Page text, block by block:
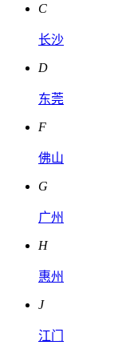
C
长沙
D
东莞
F
佛山
G
广州
H
惠州
J
江门